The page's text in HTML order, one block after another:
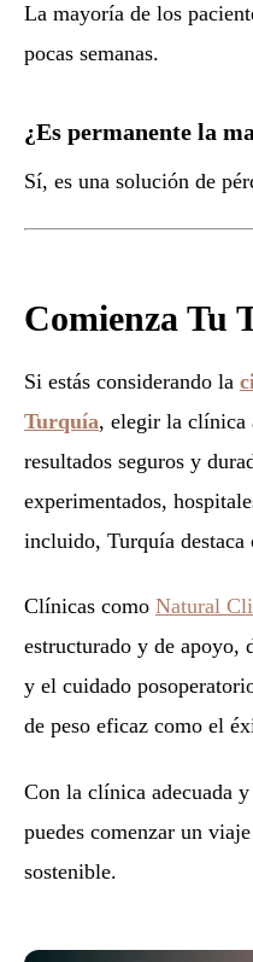
La mayoría de los
pocas semanas.
¿Es permanente la
Sí, es una solución de
Comienza Tu
Si estás considerando la
Turquía, elegir la clínica
resultados seguros y
experimentados,
incluido, Turquía
Clínicas como Natural
estructurado y de apoyo,
y el cuidado
de peso eficaz como el
Con la clínica adecuada
puedes comenzar un
sostenible.